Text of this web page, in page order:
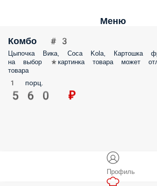
Меню
Комбо #3
Цыпочка Вика, Coca Kola, Картошка
на выбор *картинка товара может
товара
1 порц.
560 ₽
Профиль